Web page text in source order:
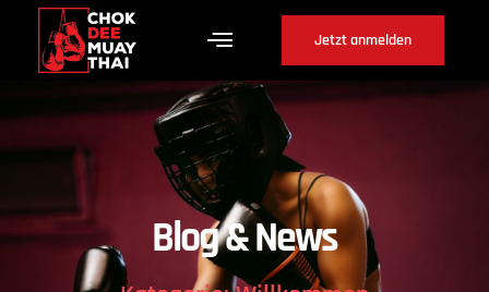
Jetzt anmelden
Blog & News